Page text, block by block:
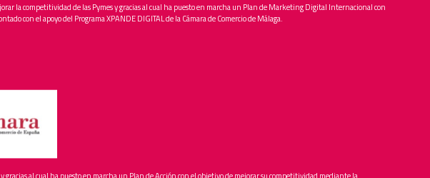
la competitividad de las Pymes y gracias al cual ha puesto en marcha un Plan de Marketing Digital Internacional con
con el apoyo del Programa XPANDE DIGITAL de la Cámara de Comercio de Málaga.
al cual ha puesto en marcha un Plan de Acción con el objetivo de mejorar su competitividad mediante la